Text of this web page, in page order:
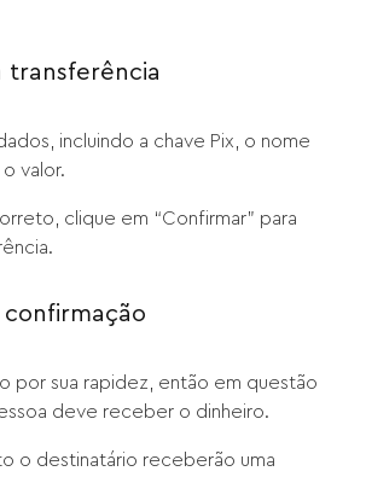
transferência
incluindo a chave Pix, o nome
valor.
clique em “Confirmar” para
por sua rapidez, então em questão
deve receber o dinheiro.
o destinatário receberão uma